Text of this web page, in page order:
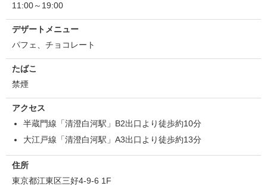
11:00～19:00
デザートメニュー
パフェ、チョコレート
たばこ
禁煙
アクセス
半蔵門線「清澄白河駅」B2出口より徒歩約10分
大江戸線「清澄白河駅」A3出口より徒歩約13分
住所
東京都江東区三好4-9-6 1F